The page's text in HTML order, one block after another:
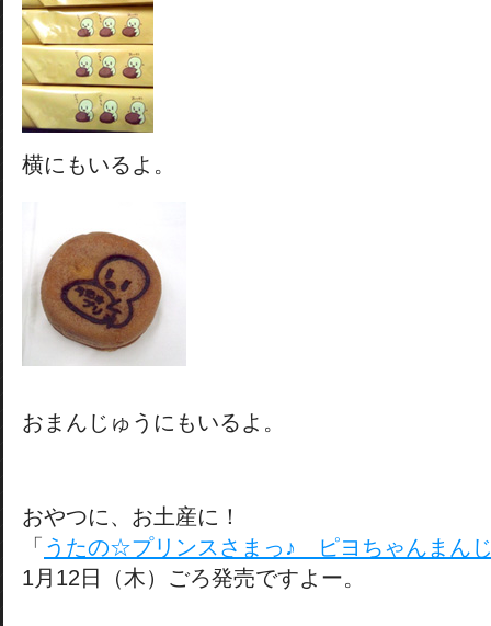
横にもいるよ。
おまんじゅうにもいるよ。
おやつに、お土産に！
「 うたの☆プリンスさまっ♪ ピヨちゃんまん
1月12日（木）ごろ発売ですよー。